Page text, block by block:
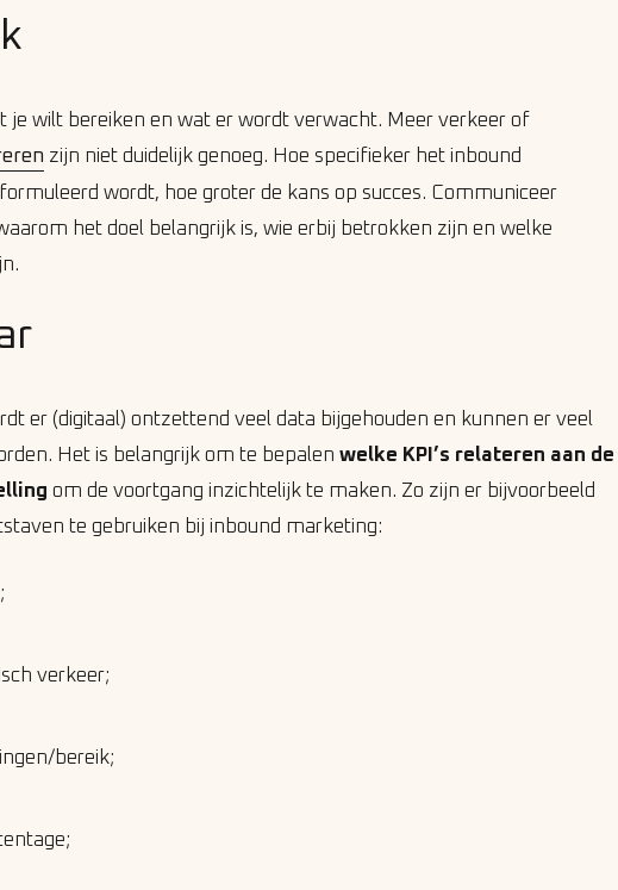
je wilt bereiken en wat er wordt verwacht. Meer verkeer of
zijn niet duidelijk genoeg. Hoe specifieker het inbound
wordt, hoe groter de kans op succes. Communiceer
het doel belangrijk is, wie erbij betrokken zijn en welke
er (digitaal) ontzettend veel data bijgehouden en kunnen er veel
Het is belangrijk om te bepalen welke KPI’s relateren aan de
om de voortgang inzichtelijk te maken. Zo zijn er bijvoorbeeld
te gebruiken bij inbound marketing:
verkeer;
bereik;